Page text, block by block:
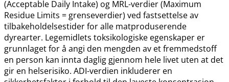
(Acceptable Daily Intake) og MRL-verdier (Maximum
Residue Limits = grenseverdier) ved fastsettelse av
tilbakeholdelsestider for alle matproduserende
dyrearter. Legemidlets toksikologiske egenskaper er
grunnlaget for å angi den mengden av et fremmedstoff
en person kan innta daglig gjennom hele livet uten at det
gir en helserisiko. ADI-verdien inkluderer en